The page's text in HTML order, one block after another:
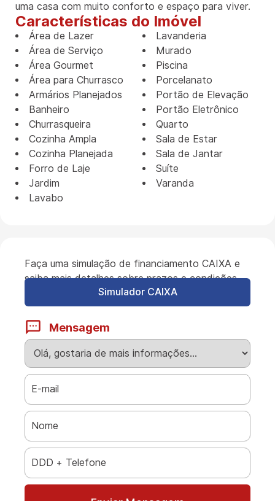
uma casa com muito conforto e espaço para viver.
Características do Imóvel
Área de Lazer
Área de Serviço
Área Gourmet
Área para Churrasco
Armários Planejados
Banheiro
Churrasqueira
Cozinha Ampla
Cozinha Planejada
Forro de Laje
Jardim
Lavabo
Lavanderia
Murado
Piscina
Porcelanato
Portão de Elevação
Portão Eletrônico
Quarto
Sala de Estar
Sala de Jantar
Suíte
Varanda
Faça uma simulação de financiamento CAIXA e
saiba mais detalhes sobre prazos e condições.
Simulador CAIXA
Mensagem